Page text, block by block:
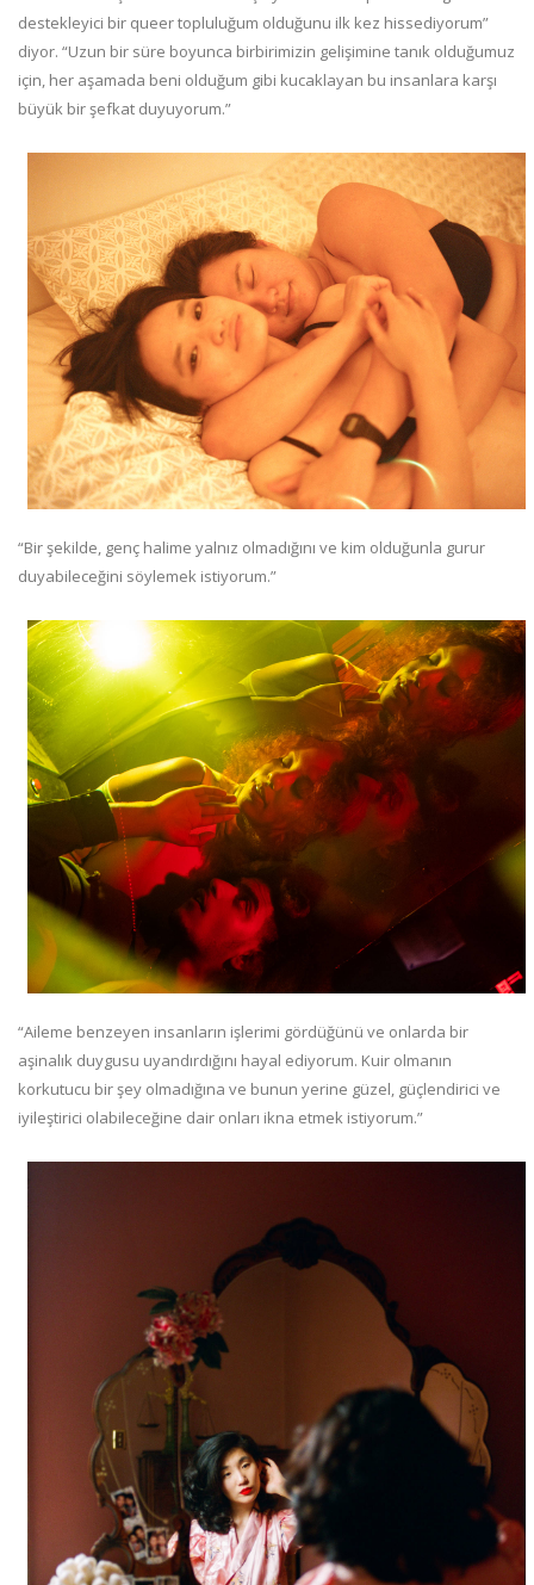
destekleyici bir queer topluluğum olduğunu ilk kez hissediyorum”
diyor. “Uzun bir süre boyunca birbirimizin gelişimine tanık olduğumuz
için, her aşamada beni olduğum gibi kucaklayan bu insanlara karşı
büyük bir şefkat duyuyorum.”
“Bir şekilde, genç halime yalnız olmadığını ve kim olduğunla gurur
duyabileceğini söylemek istiyorum.”
“Aileme benzeyen insanların işlerimi gördüğünü ve onlarda bir
aşinalık duygusu uyandırdığını hayal ediyorum. Kuir olmanın
korkutucu bir şey olmadığına ve bunun yerine güzel, güçlendirici ve
iyileştirici olabileceğine dair onları ikna etmek istiyorum.”